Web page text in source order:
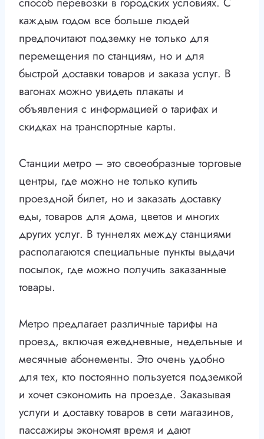
каждым годом все больше людей
предпочитают подземку не только для
перемещения по станциям, но и для
быстрой доставки товаров и заказа услуг. В
вагонах можно увидеть плакаты и
объявления с информацией о тарифах и
скидках на транспортные карты.
Станции метро – это своеобразные торговые
центры, где можно не только купить
проездной билет, но и заказать доставку
еды, товаров для дома, цветов и многих
других услуг. В туннелях между станциями
располагаются специальные пункты выдачи
посылок, где можно получить заказанные
товары.
Метро предлагает различные тарифы на
проезд, включая ежедневные, недельные и
месячные абонементы. Это очень удобно
для тех, кто постоянно пользуется подземкой
и хочет сэкономить на проезде. Заказывая
услуги и доставку товаров в сети магазинов,
пассажиры экономят время и дают